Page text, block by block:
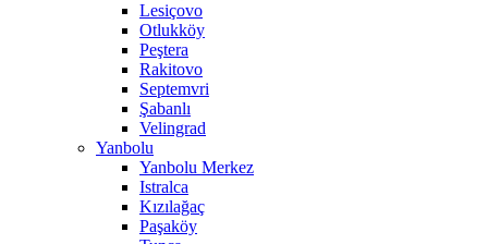
Lesiçovo
Otlukköy
Peştera
Rakitovo
Septemvri
Şabanlı
Velingrad
Yanbolu
Yanbolu Merkez
Istralca
Kızılağaç
Paşaköy